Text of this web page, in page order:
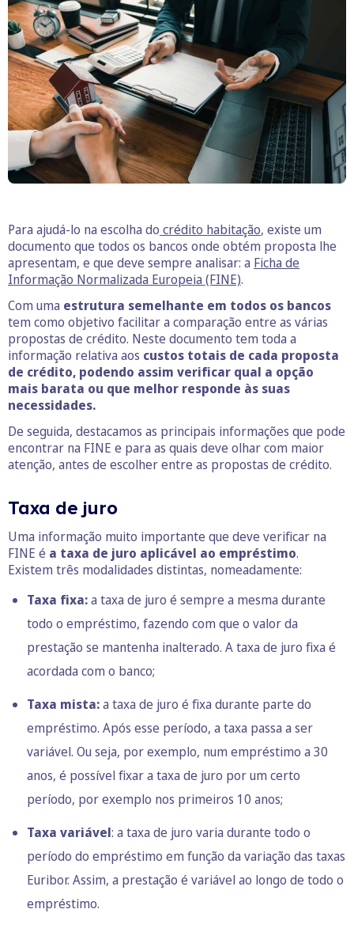
Para ajudá-lo na escolha do crédito habitação, existe um
documento que todos os bancos onde obtém proposta lhe
apresentam, e que deve sempre analisar: a Ficha de
Informação Normalizada Europeia (FINE).
Com uma estrutura semelhante em todos os bancos
tem como objetivo facilitar a comparação entre as várias
propostas de crédito. Neste documento tem toda a
informação relativa aos custos totais de cada proposta
de crédito, podendo assim verificar qual a opção
mais barata ou que melhor responde às suas
necessidades.
De seguida, destacamos as principais informações que pode
encontrar na FINE e para as quais deve olhar com maior
atenção, antes de escolher entre as propostas de crédito.
Taxa de juro
Uma informação muito importante que deve verificar na
FINE é a taxa de juro aplicável ao empréstimo.
Existem três modalidades distintas, nomeadamente:
Taxa fixa:a taxa de juro é sempre a mesma durante
todo o empréstimo, fazendo com que o valor da
prestação se mantenha inalterado. A taxa de juro fixa é
acordada com o banco;
Taxa mista:a taxa de juro é fixa durante parte do
empréstimo. Após esse período, a taxa passa a ser
variável. Ou seja, por exemplo, num empréstimo a 30
anos, é possível fixar a taxa de juro por um certo
período, por exemplo nos primeiros 10 anos;
Taxa variável: a taxa de juro varia durante todo o
período do empréstimo em função da variação das taxas
Euribor. Assim, a prestação é variável ao longo de todo o
empréstimo.